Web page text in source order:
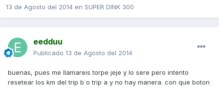
13 de Agosto del 2014 en SUPER DINK 300
eedduu
Publicado 13 de Agosto del 2014
buenas, pues me llamareis torpe jeje y lo sere pero intento
resetear los km del trip b o trip a y no hay manera. con que boton